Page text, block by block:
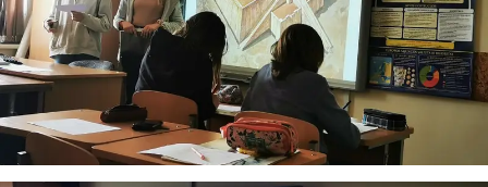
Virtualus asistentas E. Balsio gimnazijos DI
Sveiki! Taip, aš esu virtualus. Tačiau dirbtinis intelektas
suteikia man galimybę ne tik analizuoti Jūsų klausimą, bet
dar tobulai atsimenu visą šioje svetainėje pateiktą